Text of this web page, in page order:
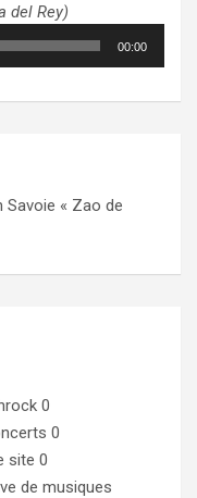
del Rey)
00:00
Savoie « Zao de
0
0
site 0
de musiques